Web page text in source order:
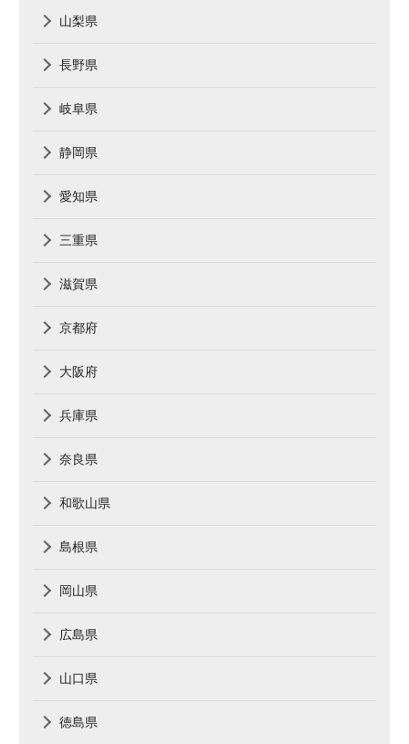
山梨県
長野県
岐阜県
静岡県
愛知県
三重県
滋賀県
京都府
大阪府
兵庫県
奈良県
和歌山県
島根県
岡山県
広島県
山口県
徳島県